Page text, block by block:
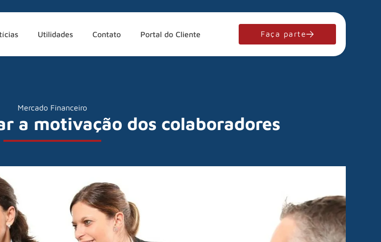
Utilidades Contato Portal do Cliente Faça parte
Mercado Financeiro
a motivação dos colaboradores